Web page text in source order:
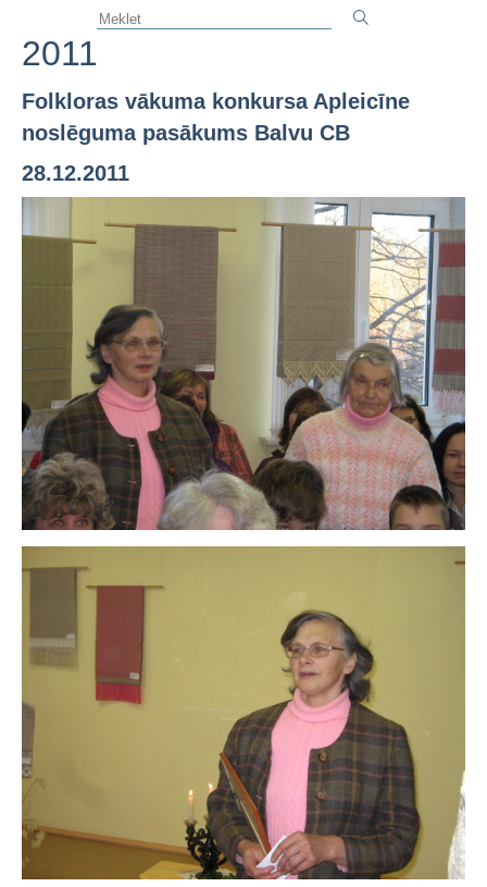
Bērzpils bibliotēka
Novadpētniecība
Pasākumi un izstādes
Galerijas
2022
2020
2019
2018
2017
2012
2011
2010
2009
2008
2011
Folkloras vākuma konkursa Apleicīne
noslēguma pasākums Balvu CB
28.12.2011